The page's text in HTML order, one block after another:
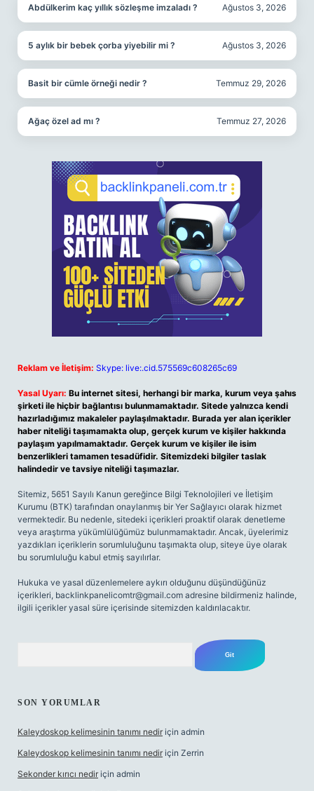
Abdülkerim kaç yıllık sözleşme imzaladı ? Ağustos 3, 2026
5 aylık bir bebek çorba yiyebilir mi ? Ağustos 3, 2026
Basit bir cümle örneği nedir ? Temmuz 29, 2026
Ağaç özel ad mı ? Temmuz 27, 2026
Reklam ve İletişim: Skype: live:.cid.575569c608265c69
Yasal Uyarı: Bu internet sitesi, herhangi bir marka, kurum veya şahıs
şirketi ile hiçbir bağlantısı bulunmamaktadır. Sitede yalnızca kendi
hazırladığımız makaleler paylaşılmaktadır. Burada yer alan içerikler
haber niteliği taşımamakta olup, gerçek kurum ve kişiler hakkında
paylaşım yapılmamaktadır. Gerçek kurum ve kişiler ile isim
benzerlikleri tamamen tesadüfidir. Sitemizdeki bilgiler taslak
halindedir ve tavsiye niteliği taşımazlar.
Sitemiz, 5651 Sayılı Kanun gereğince Bilgi Teknolojileri ve İletişim
Kurumu (BTK) tarafından onaylanmış bir Yer Sağlayıcı olarak hizmet
vermektedir. Bu nedenle, sitedeki içerikleri proaktif olarak denetleme
veya araştırma yükümlülüğümüz bulunmamaktadır. Ancak, üyelerimiz
yazdıkları içeriklerin sorumluluğunu taşımakta olup, siteye üye olarak
bu sorumluluğu kabul etmiş sayılırlar.
Hukuka ve yasal düzenlemelere aykırı olduğunu düşündüğünüz
içerikleri, backlinkpanelicomtr@gmail.com adresine bildirmeniz halinde,
ilgili içerikler yasal süre içerisinde sitemizden kaldırılacaktır.
SON YORUMLAR
Kaleydoskop kelimesinin tanımı nedir için admin
Kaleydoskop kelimesinin tanımı nedir için Zerrin
Sekonder kırıcı nedir için admin